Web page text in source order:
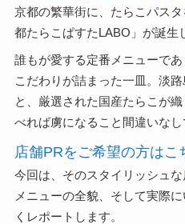
京都の繁華街に、たらこパス
都たらこぱすたLABO」が誕生
誰もが愛する定番メニューで
こだわりが詰まった一皿。淡
と、厳選された国産たらこが
べれば虜になること間違いなし
店舗PRをご希望の方はこ
今回は、そのスタイリッシュ
メニューの全貌、そして実際
くレポートします。